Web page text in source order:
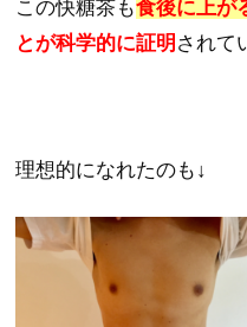
この快糖茶も食後に上が
とが科学的に証明 されて
理想的になれたのも↓